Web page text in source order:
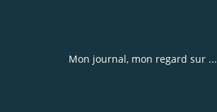
Mon journal, mon regard sur ...